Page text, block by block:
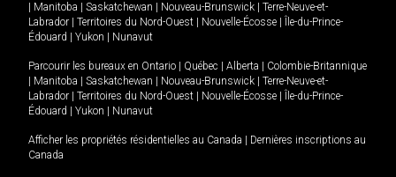
Manitoba Saskatchewan Nouveau-Brunswick
Terre-Neuve-et-
Labrador
Territoires du Nord-Ouest Nouvelle-Écosse
Île-du-Prince-
Édouard
Yukon Nunavut
Parcourir les bureaux en Ontario Québec Alberta
Colombie-Britannique
Manitoba Saskatchewan Nouveau-Brunswick
Terre-Neuve-et-
Labrador
Territoires du Nord-Ouest Nouvelle-Écosse
Île-du-Prince-
Édouard
Yukon Nunavut
Afficher les propriétés résidentielles au Canada
Dernières inscriptions au
Canada